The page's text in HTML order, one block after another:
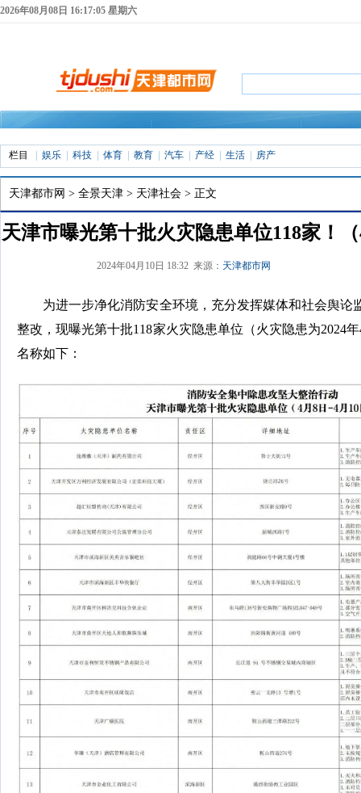
2026年08月08日 16:17:06 星期六
栏目 娱乐 科技 体育 教育 汽车 产经 生活 房产
天津都市网 > 全景天津 > 天津社会 > 正文
天津市曝光第十批火灾隐患单位118家！
2024年04月10日 18:32 来源： 天津都市网
为进一步净化消防安全环境，充分发挥媒体和社会舆论
整改，现曝光第十批118家火灾隐患单位（火灾隐患为2024
名称如下：